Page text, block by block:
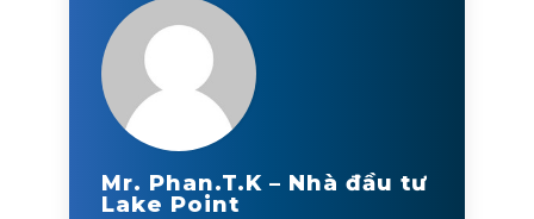
Mr. Phan.T.K – Nhà đầu tư
Lake Point